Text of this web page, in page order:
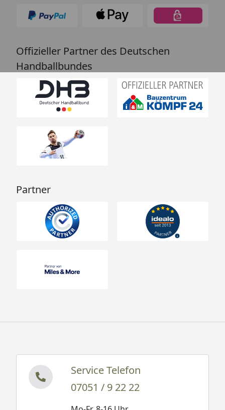
Offizieller Partner des Deutschen
Handballbundes
Partner
Service Telefon
07051 / 9 22 22